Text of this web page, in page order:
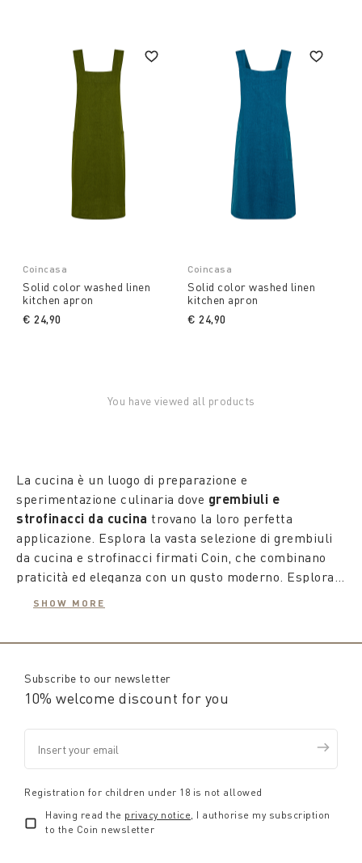
Coincasa
Solid color washed linen
kitchen apron
€ 24,90
Coincasa
Solid color washed linen
kitchen apron
€ 24,90
You have viewed all products
La cucina è un luogo di preparazione e
sperimentazione culinaria dove grembiuli e
strofinacci da cucina trovano la loro perfetta
applicazione. Esplora la vasta selezione di grembiuli
da cucina e strofinacci firmati Coin, che combinano
praticità ed eleganza con un gusto moderno. Esplora
design semplici con trame vivaci e colorate. Che tu
stia cucinando o semplicemente decorando la tua
gli strofinacci da cucina in cotone o in lino
Coin sono perfetti per esprimere il tuo stile nei
dettagli.
Per gli amanti del coordinato, Coin offre nuovi set di
grembiuli da cucinacon fantasie colorate abbinate,
perfette per la stagione estiva. Propone inoltre
un'accurata selezione di asciugapiatti in diversi
materiali, pronti all'uso per quando la creatività
SHOW MORE
Subscribe to our newsletter
10% welcome discount for you
Registration for children under 18 is not allowed
Having read the privacy notice , I authorise my subscription
to the Coin newsletter